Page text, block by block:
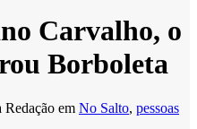
Carvalho, o
Borboleta
Redação em No Salto, pessoas